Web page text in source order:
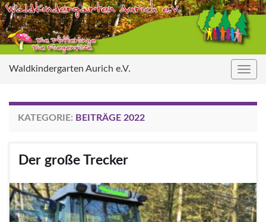
Waldkindergarten Aurich e.V.
KATEGORIE: BEITRÄGE 2022
Der große Trecker